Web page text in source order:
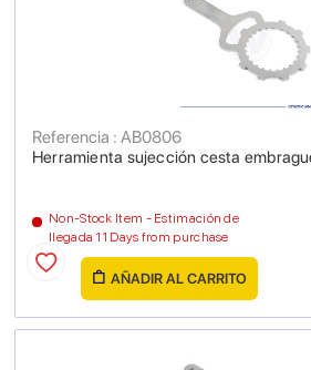
Herramienta sujección cesta
Referencia : AB0806
Non-Stock Item - Estimación de
llegada 11 Days from purchase
AÑADIR AL CARRITO